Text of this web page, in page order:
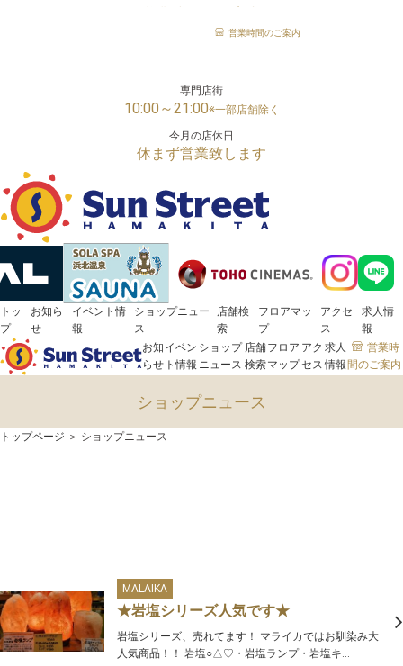
営業時間のご案内
専門店街
10:00～21:00※一部店舗除く
今月の店休日
休まず営業致します
トッ
プ
お知ら
せ
イベント情
報
ショップニュー
ス
店舗検
索
フロアマッ
プ
アクセ
ス
求人情
報
お知
らせ
イベン
ト情報
ショップ
ニュース
店舗
検索
フロア
マップ
アク
セス
求人
情報
営業時
間のご案内
ショップニュース
トップページ ＞ ショップニュース
MALAIKA
★岩塩シリーズ人気です★
岩塩シリーズ、売れてます！ マライカではお馴染み大
人気商品！！ 岩塩○△♡・岩塩ランプ・岩塩キ...